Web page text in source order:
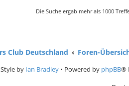
Die Suche ergab mehr als 1000
Club Deutschland Foren-
by Ian Bradley • Powered by phpBB®